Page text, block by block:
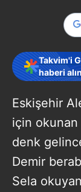
Takvim'i
haberi
Eskişehir
için okunan
denk
Demir
Sela